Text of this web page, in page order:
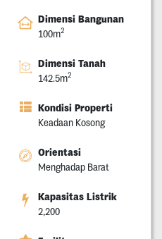
Dimensi Bangunan
100m2
Dimensi Tanah
142.5m2
Kondisi Properti
Keadaan Kosong
Orientasi
Menghadap Barat
Kapasitas Listrik
2,200